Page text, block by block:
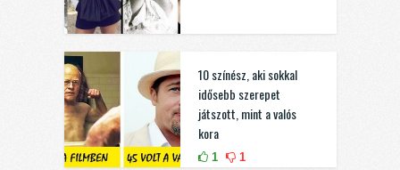
10 színész, aki sokkal
idősebb szerepet
játszott, mint a valós
kora
1 1